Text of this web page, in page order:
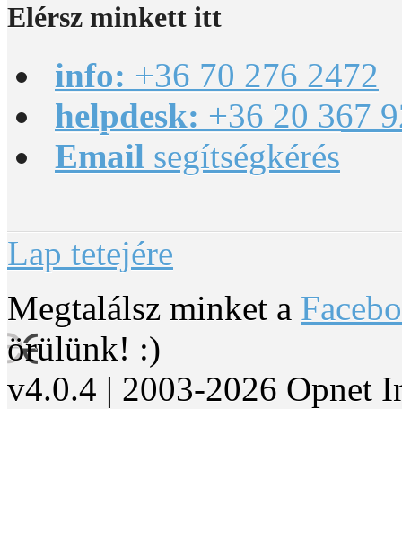
Elérsz minkett itt
info: +36 70 276 2472
helpdesk: +36 20 367
Email segítségkérés
Lap tetejére
Megtalálsz minket a
örülünk! :)
v4.0.4 | 2003-2026 Opnet